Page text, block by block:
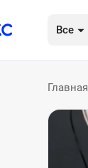
Все
Главная